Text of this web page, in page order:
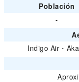
Población
-
Indigo Air ・